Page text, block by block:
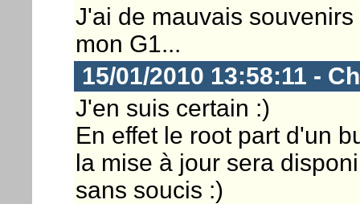
J'ai de mauvais
mon G1...
15/01/2010 13:58:11 -
J'en suis certain :)
En effet le root part d'un
la mise à jour sera
sans soucis :)